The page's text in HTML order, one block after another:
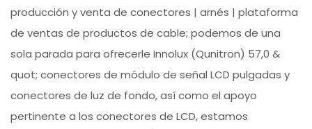
producción y venta de conectores | arnés | plataforma
de ventas de productos de cable; podemos de una
sola parada para ofrecerle Innolux (Qunitron) 57,0 &
quot; conectores de módulo de señal LCD pulgadas y
conectores de luz de fondo, así como el apoyo
pertinente a los conectores de LCD, estamos